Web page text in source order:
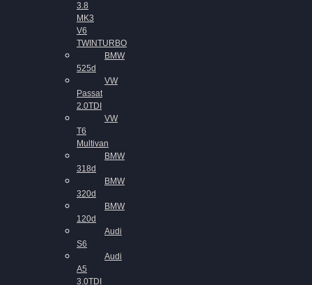
3.8
MK3
V6
TWINTURBO
BMW
525d
VW
Passat
2.0TDI
VW
T6
Multivan
BMW
318d
BMW
320d
BMW
120d
Audi
S6
Audi
A5
3.0TDI